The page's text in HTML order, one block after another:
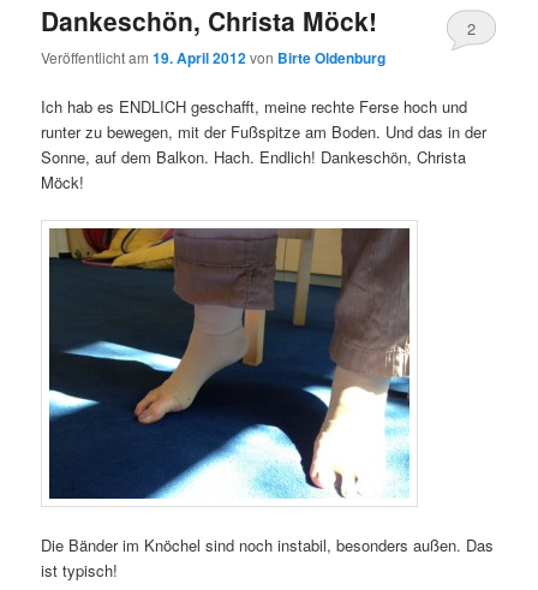
wechseln
Dankeschön, Christa Möck!
Veröffentlicht am19. April 2012von Birte Oldenburg
2
Ich hab es ENDLICH geschafft, meine rechte Ferse hoch und
runter zu bewegen, mit der Fußspitze am Boden. Und das in der
Sonne, auf dem Balkon. Hach. Endlich! Dankeschön, Christa
Möck!
Die Bänder im Knöchel sind noch instabil, besonders außen. Das
ist typisch!